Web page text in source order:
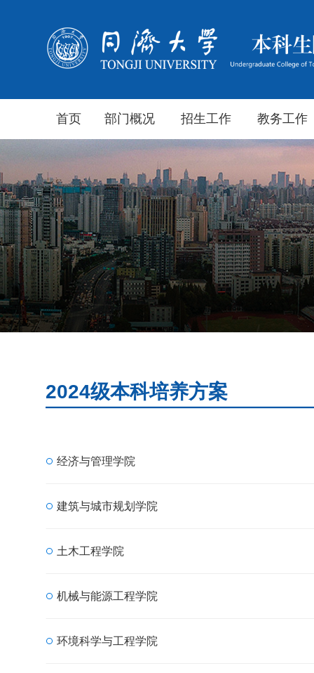
首页 部门概况 招生工作 教务工作
2024级本科培养方案
经济与管理学院
建筑与城市规划学院
土木工程学院
机械与能源工程学院
环境科学与工程学院